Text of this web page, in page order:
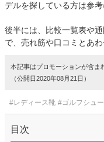
デルを探している方は参考
後半には、比較一覧表や
で、売れ筋や口コミとあ
本記事はプロモーションが含ま
（公開日2020年08月21日）
#レディース靴 #ゴルフシュ
目次